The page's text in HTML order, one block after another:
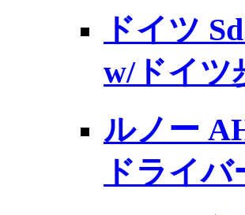
ドイツ
w/ドイツ
ルノー
ドライバ